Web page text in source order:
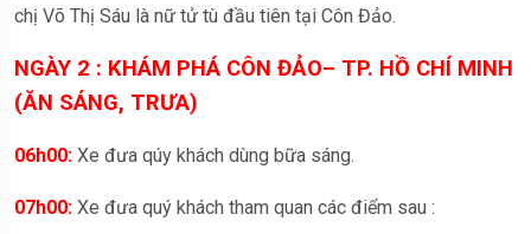
chị Võ Thị Sáu là nữ tử tù đầu tiên tại Côn Đảo.
NGÀY 2 : KHÁM PHÁ CÔN ĐẢO– TP. HỒ CHÍ MINH
(ĂN SÁNG, TRƯA)
06h00: Xe đưa qúy khách dùng bữa sáng.
07h00: Xe đưa quý khách tham quan các điểm sau :